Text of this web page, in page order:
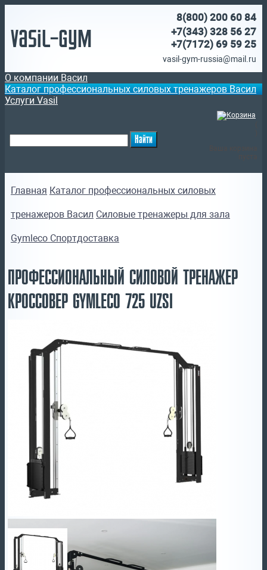
Vasil-Gym
8(800) 200 60 84
+7(343) 328 56 27
+7(7172) 69 59 25
vasil-gym-russia@mail.ru
О компании Васил
Каталог профессиональных силовых тренажеров Васил
Услуги Vasil
Главная Каталог профессиональных силовых
тренажеров Васил Силовые тренажеры для зала
Gymleco Спортдоставка
ПРОФЕССИОНАЛЬНЫЙ СИЛОВОЙ ТРЕНАЖЕР
КРОССОВЕР GYMLECO 725 UZSI